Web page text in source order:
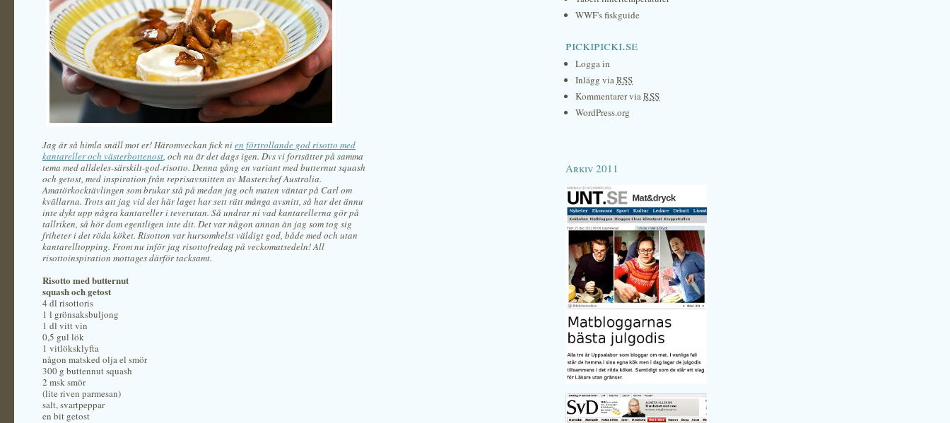
Jag är så himla snäll mot er! Häromveckan fick nien förtrollande god risotto med
kantareller och västerbottenost, och nu är det dags igen. Dvs vi fortsätter på samma
tema med alldeles-särskilt-god-risotto. Denna gång en variant med butternut squash
och getost, med inspiration från reprisavsnitten av Masterchef Australia.
Amatörkocktävlingen som brukar stå på medan jag och maten väntar på Carl om
kvällarna. Trots att jag vid det här laget har sett rätt många avsnitt, så har det ännu
inte dykt upp några kantareller i teverutan. Så undrar ni vad kantarellerna gör på
tallriken, så hör dom egentligen inte dit. Det var någon annan än jag som tog sig
friheter i det röda köket. Risotton var hursomhelst väldigt god, både med och utan
kantarelltopping. From nu inför jag risottofredag på veckomatsedeln! All
risottoinspiration mottages därför tacksamt.
Risotto med butternut
squash och getost
4 dl risottoris
1 l grönsaksbuljong
1 dl vitt vin
0,5 gul lök
1 vitlöksklyfta
någon matsked olja el smör
300 g buttennut squash
2 msk smör
(lite riven parmesan)
salt, svartpeppar
en bit getost
WWF's fiskguide
pickipicki.se
Logga in
Inlägg viaRSS
Kommentarer viaRSS
WordPress.org
Arkiv 2011